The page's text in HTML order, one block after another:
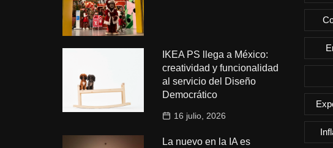
IKEA PS llega a México:
creatividad y funcionalidad
al servicio del Diseño
Democrático
16 julio, 2026
La nuevo en la IA es